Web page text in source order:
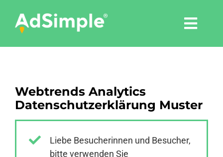
content
Tools
Pressemitteilungen
Webtrends Analytics
Datenschutzerklärung Muster
Liebe Besucherinnen und Besucher,
bitte verwenden Sie